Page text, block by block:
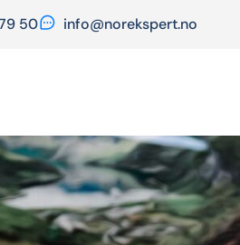
50 info@norekspert.no